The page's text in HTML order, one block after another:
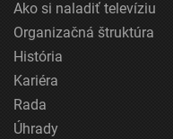
Ako si naladiť televíziu
Organizačná štruktúra
História
Kariéra
Rada
Úhrady